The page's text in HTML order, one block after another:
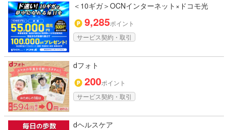
＜10ギガ＞OCNインターネット×ドコモ光
9,285ポイント
サービス契約・取引
dフォト
200ポイント
サービス契約・取引
dヘルスケア